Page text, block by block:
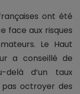
ont été
face aux risques
Le Haut
a conseillé de
d’un taux
octroyer des